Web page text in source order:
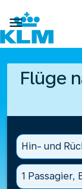

Flüge
Hin- und
1 Passagier,